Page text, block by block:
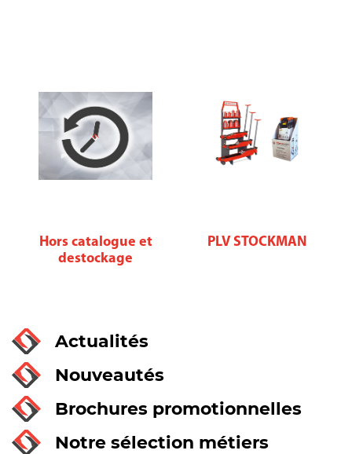
Hors catalogue et
destockage
PLV STOCKMAN
Actualités
Nouveautés
Brochures promotionnelles
Notre sélection métiers